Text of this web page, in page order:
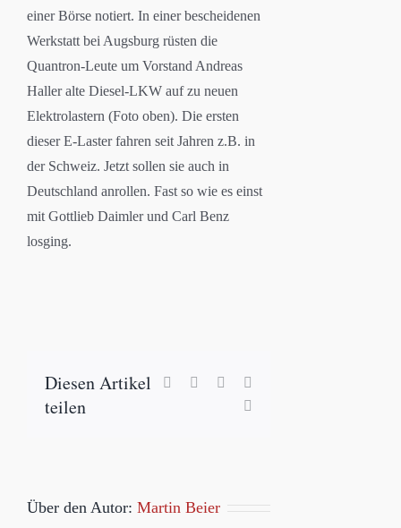
einer Börse notiert. In einer bescheidenen
Werkstatt bei Augsburg rüsten die
Quantron-Leute um Vorstand Andreas
Haller alte Diesel-LKW auf zu neuen
Elektrolastern (Foto oben). Die ersten
dieser E-Laster fahren seit Jahren z.B. in
der Schweiz. Jetzt sollen sie auch in
Deutschland anrollen. Fast so wie es einst
mit Gottlieb Daimler und Carl Benz
losging.
Diesen Artikel
teilen
Facebook LinkedIn
Über den Autor: Martin Beier